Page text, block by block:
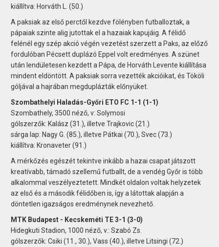
kiállítva: Horváth L. (50.)
A paksiak az első perctől kezdve fölényben futballoztak, a
pápaiak szinte alig jutottak el a hazaiak kapujáig. A félidő
felénél egy szép akció végén vezetést szerzett a Paks, az előző
fordulóban Pécsett duplázó Eppel volt eredményes. A szünet
után lendületesen kezdett a Pápa, de Horváth Levente kiállítása
mindent eldöntött. A paksiak sorra vezették akcióikat, és Tököli
góljával a hajrában megduplázták előnyüket.
Szombathelyi Haladás-Győri ETO FC 1-1 (1-1)
Szombathely, 3500 néző, v: Solymosi
gólszerzők: Kalász (31.), illetve Trajkovic (21.)
sárga lap: Nagy G. (85.), illetve Pátkai (70.), Svec (73.)
kiállítva: Kronaveter (91.)
A mérkőzés egészét tekintve inkább a hazai csapat játszott
kreatívabb, támadó szellemű futballt, de a vendég Győr is több
alkalommal veszélyeztetett. Mindkét oldalon voltak helyzetek
az első és a második félidőben is, így a látottak alapján a
döntetlen igazságos eredménynek nevezhető.
MTK Budapest - Kecskeméti TE 3-1 (3-0)
Hidegkuti Stadion, 1000 néző, v.: Szabó Zs.
gólszerzők: Csiki (11., 30.), Vass (40.), illetve Litsingi (72.)